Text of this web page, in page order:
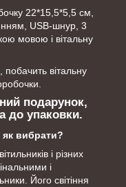
22*15,5*5,5 см,
USB-шнур, 3
мовою і вітальну
вітальну
подарунок,
до упаковки.
як вибрати?
і різних
і
Його світіння